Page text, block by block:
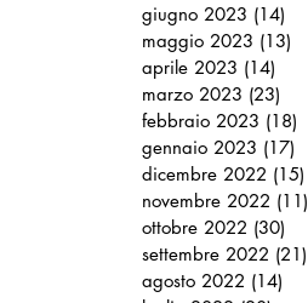
giugno 2023 (14)
maggio 2023 (13)
aprile 2023 (14)
marzo 2023 (23)
febbraio 2023 (18)
gennaio 2023 (17)
dicembre 2022 (15)
novembre 2022 (11)
ottobre 2022 (30)
settembre 2022 (21)
agosto 2022 (14)